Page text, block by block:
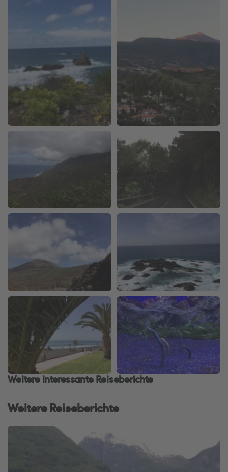
Weitere interessante Reiseberichte
Weitere Reiseberichte